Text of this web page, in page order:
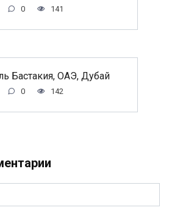
0 141
Бастакия, ОАЭ, Дубай
0 142